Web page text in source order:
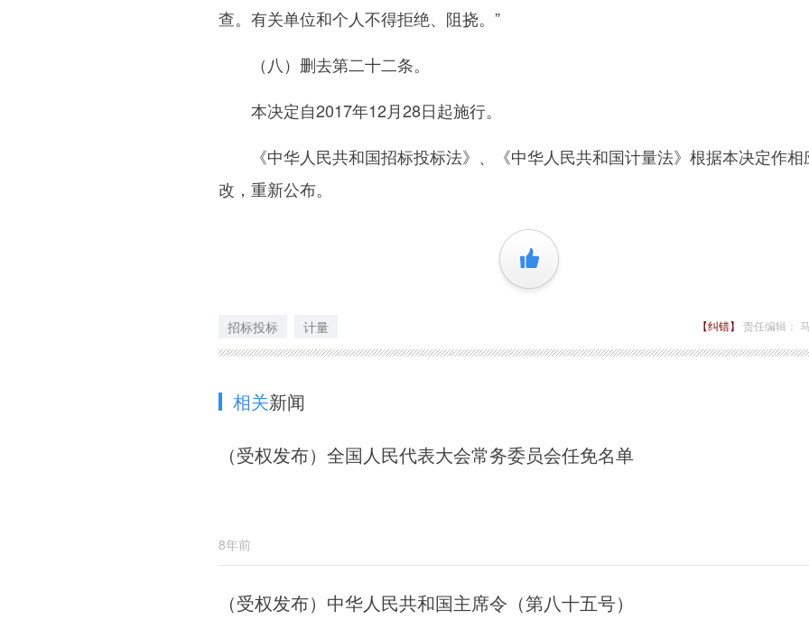
查。有关单位和个人不得拒绝、阻挠。”
（八）删去第二十二条。
本决定自2017年12月28日起施行。
《中华人民共和国招标投标法》、《中华人民共和国计量法》根据本决定作相
改，重新公布。
+1
招标投标 计量 【纠错】 责任编辑：
相关新闻
（受权发布）全国人民代表大会常务委员会任免名单
8年前
（受权发布）中华人民共和国主席令（第八十五号）